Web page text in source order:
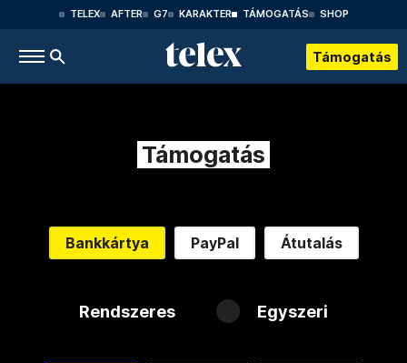
TELEX AFTER G7 KARAKTER TÁMOGATÁS SHOP
Támogatás
Támogatás
Bankkártya PayPal Átutalás
Rendszeres Egyszeri